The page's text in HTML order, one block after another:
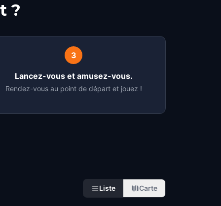
?
3
Lancez-vous et amusez-vous.
Rendez-vous au point de départ et jouez !
Liste Carte